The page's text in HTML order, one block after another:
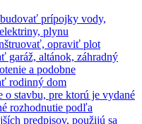
prípojky vody,
plynu
opraviť plot
garáž, altánok, záhradný
a podobne
rodinný dom
o stavbu, pre ktorú je vydané
rozhodnutie podľa
predpisov, použijú sa